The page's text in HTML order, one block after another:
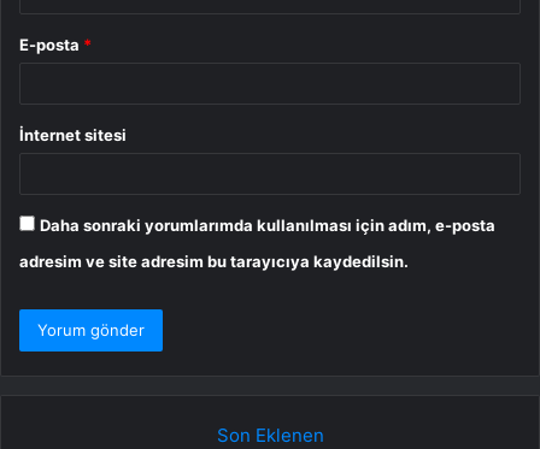
E-posta *
İnternet sitesi
Daha sonraki yorumlarımda kullanılması için adım, e-posta
adresim ve site adresim bu tarayıcıya kaydedilsin.
Son Eklenen